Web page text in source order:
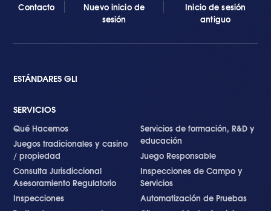
Contacto
Nuevo inicio de
sesión
Inicio de sesión
antiguo
ESTÁNDARES GLI
SERVICIOS
Qué Hacemos
Juegos tradicionales y casino
/ propiedad
Consulta Jurisdiccional
Asesoramiento Regulatorio
Inspecciones
Servicios de formación, R&D y
educación
Juego Responsable
Inspecciones de Campo y
Servicios
Automatización de Pruebas